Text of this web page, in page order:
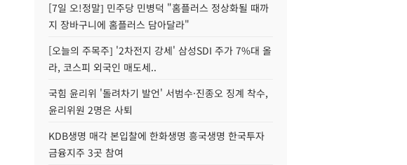
[7일 오!정말] 민주당 민병덕 "홈플러스 정상화될 때까
지 장바구니에 홈플러스 담아달라"
[오늘의 주목주] '2차전지 강세' 삼성SDI 주가 7%대 올
라, 코스피 외국인 매도세..
국힘 윤리위 '돌려차기 발언' 서범수·진종오 징계 착수,
윤리위원 2명은 사퇴
KDB생명 매각 본입찰에 한화생명 흥국생명 한국투자
금융지주 3곳 참여